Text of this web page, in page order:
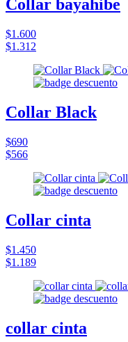
Collar bayahibe
$1.600
$1.312
Collar Black
$690
$566
Collar cinta
$1.450
$1.189
collar cinta